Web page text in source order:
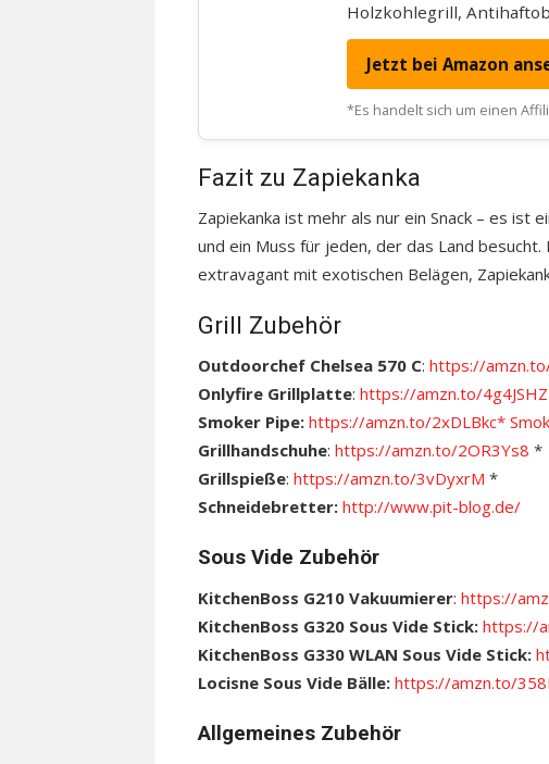
Holzkohlegrill,
Jetzt bei Amazon
*Es handelt sich um einen
Fazit zu Zapiekanka
Zapiekanka ist mehr als nur ein Snack – es ist
und ein Muss für jeden, der das Land
extravagant mit exotischen Belägen,
Grill Zubehör
Outdoorchef Chelsea 570 C: https://
Onlyfire Grillplatte: https://amzn.to/4g4JSHZ
Smoker Pipe: https://amzn.to/2xDLBkc* S
Grillhandschuhe: https://amzn.to/2OR3Ys8 *
Grillspieße: https://amzn.to/3vDyxrM *
Schneidebretter: http://www.pit-blog.de/
Sous Vide Zubehör
KitchenBoss G210 Vakuumierer: https://
KitchenBoss G320 Sous Vide Stick: https://
KitchenBoss G330 WLAN Sous Vide Stick:
Locisne Sous Vide Bälle: https://amzn.to/
Allgemeines Zubehör